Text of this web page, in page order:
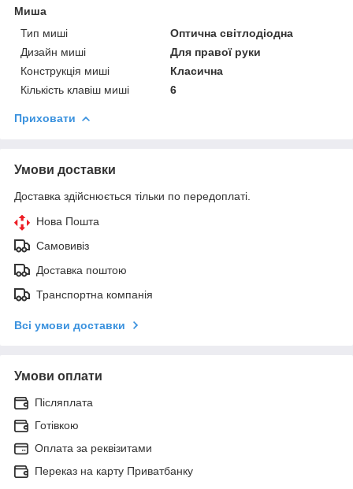
Миша
Тип миші
Оптична світлодіодна
Дизайн миші
Для правої руки
Конструкція миші
Класична
Кількість клавіш миші
6
Приховати
Умови доставки
Доставка здійснюється тільки по передоплаті.
Нова Пошта
Самовивіз
Доставка поштою
Транспортна компанія
Всі умови доставки
Умови оплати
Післяплата
Готівкою
Оплата за реквізитами
Переказ на карту Приватбанку